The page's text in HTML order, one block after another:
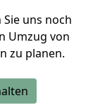
uns noch
Umzug von
zu planen.